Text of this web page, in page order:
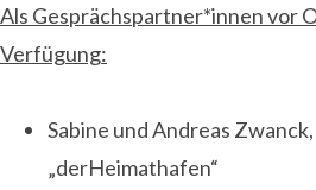
Als Gesprächspartner*innen vor
Verfügung:
Sabine und Andreas
„derHeimathafen“